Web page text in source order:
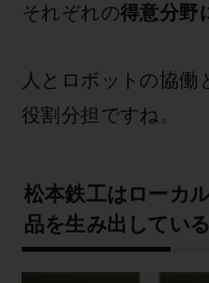
それぞれの得意分野
人とロボットの協
役割分担ですね。
松本鉄工はローカ
品を生み出している